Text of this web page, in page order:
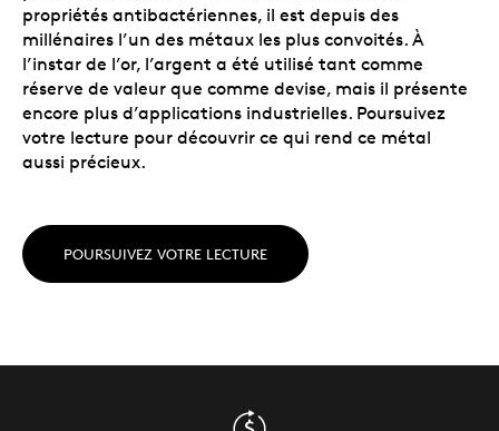
propriétés antibactériennes, il est depuis des
millénaires l’un des métaux les plus convoités. À
l’instar de l’or, l’argent a été utilisé tant comme
réserve de valeur que comme devise, mais il présente
encore plus d’applications industrielles. Poursuivez
votre lecture pour découvrir ce qui rend ce métal
aussi précieux.
POURSUIVEZ VOTRE LECTURE